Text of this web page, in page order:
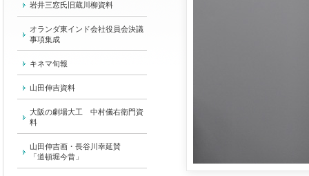
岩井三窓氏旧蔵川柳資料
オランダ東インド会社役員会決議
事項集成
キネマ旬報
山田伸吉資料
大阪の劇場大工 中村儀右衛門資
料
山田伸吉画・長谷川幸延賛
「道頓堀今昔」